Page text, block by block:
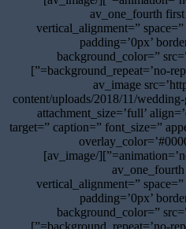
[/av_one_fourth]
vertical_alignment=”
padding=’0px’
background_color=”
background_repeat=’no-repeat’ animation=” mobile_display=”]
[av_image
content/uploads/2018/11/wedding-
attachment_size=’full’
target=” caption=” font_size=”
animation=’no-animation’ admin_preview_bg=”][/av_image]
[/av_one_fourth]
vertical_alignment=”
padding=’0px’
background_color=”
background_repeat=’no-repeat’ animation=” mobile_display=”]